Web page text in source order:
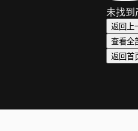
未找到
返回上
查看全
返回首